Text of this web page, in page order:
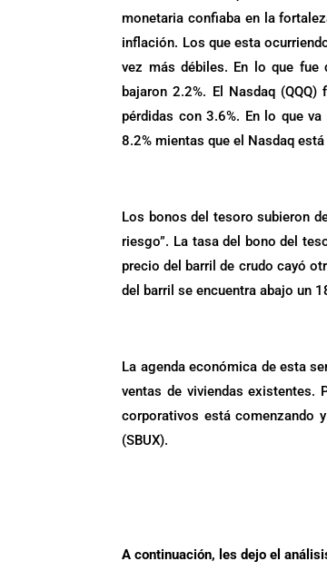
monetaria confiaba en la
inflación. Los que esta
vez más débiles. En lo que fue
bajaron 2.2%. El Nasdaq
pérdidas con 3.6%. En lo que
8.2% mientas que el Nasdaq
Los bonos del tesoro subieron
riesgo”. La tasa del bono del
precio del barril de crudo cayó
del barril se encuentra abajo un
La agenda económica de esta
ventas de viviendas existentes.
corporativos está comenzando
(SBUX).
A continuación, les dejo el